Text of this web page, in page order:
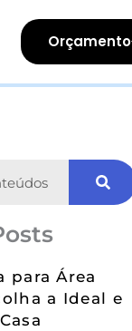
Orçamento
para Área
a Ideal e